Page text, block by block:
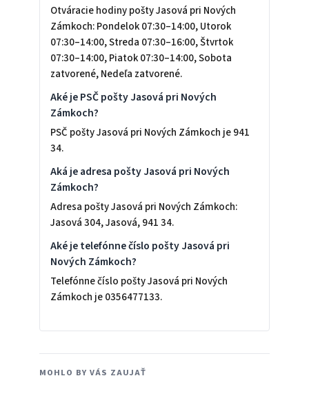
Otváracie hodiny pošty Jasová pri Nových
Zámkoch: Pondelok 07:30–14:00, Utorok
07:30–14:00, Streda 07:30–16:00, Štvrtok
07:30–14:00, Piatok 07:30–14:00, Sobota
zatvorené, Nedeľa zatvorené.
Aké je PSČ pošty Jasová pri Nových
Zámkoch?
PSČ pošty Jasová pri Nových Zámkoch je 941
34.
Aká je adresa pošty Jasová pri Nových
Zámkoch?
Adresa pošty Jasová pri Nových Zámkoch:
Jasová 304, Jasová, 941 34.
Aké je telefónne číslo pošty Jasová pri
Nových Zámkoch?
Telefónne číslo pošty Jasová pri Nových
Zámkoch je 0356477133.
MOHLO BY VÁS ZAUJAŤ